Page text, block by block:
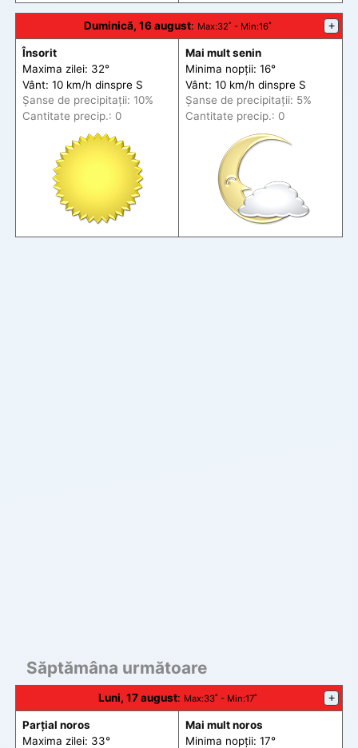
Duminică, 16 august: Max:32˚ - Min:16˚ +
Însorit
Maxima zilei: 32°
Vânt: 10 km/h dinspre S
Șanse de precipitații: 10%
Cantitate precip.: 0
Mai mult senin
Minima nopții: 16°
Vânt: 10 km/h dinspre S
Șanse de precipitații: 5%
Cantitate precip.: 0
Săptămâna următoare
Luni, 17 august: Max:33˚ - Min:17˚ +
Parțial noros
Maxima zilei: 33°
Mai mult noros
Minima nopții: 17°